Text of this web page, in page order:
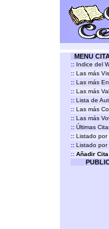
MENU
:: Indice del
:: Las más
:: Las más
:: Las más
:: Lista de
:: Las más
:: Las más
:: Últimas
:: Listado por
:: Listado por
:: Añadir Cita